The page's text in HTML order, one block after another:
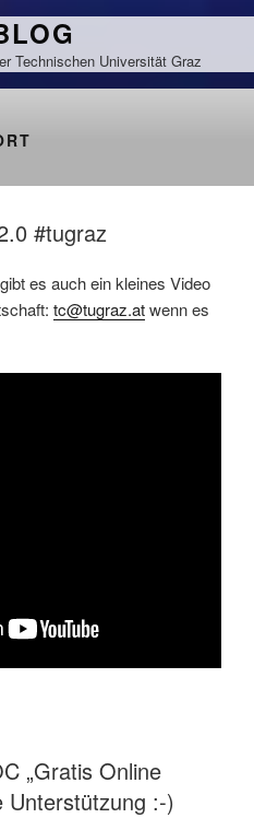
Technischen Universität Graz
#tugraz
gibt es auch ein kleines Video
tc@tugraz.atwenn es
„Gratis Online
Unterstützung :-)